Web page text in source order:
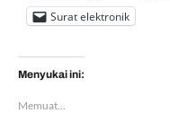
Surat elektronik
Menyukai ini:
Memuat...